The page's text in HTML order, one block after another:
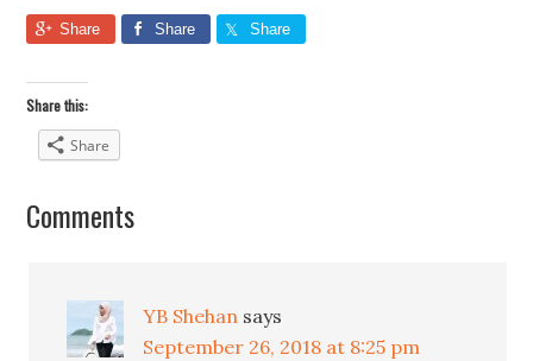
Share Share Share
Share this:
Share
Comments
YB Shehan says
September 26, 2018 at 8:25 pm